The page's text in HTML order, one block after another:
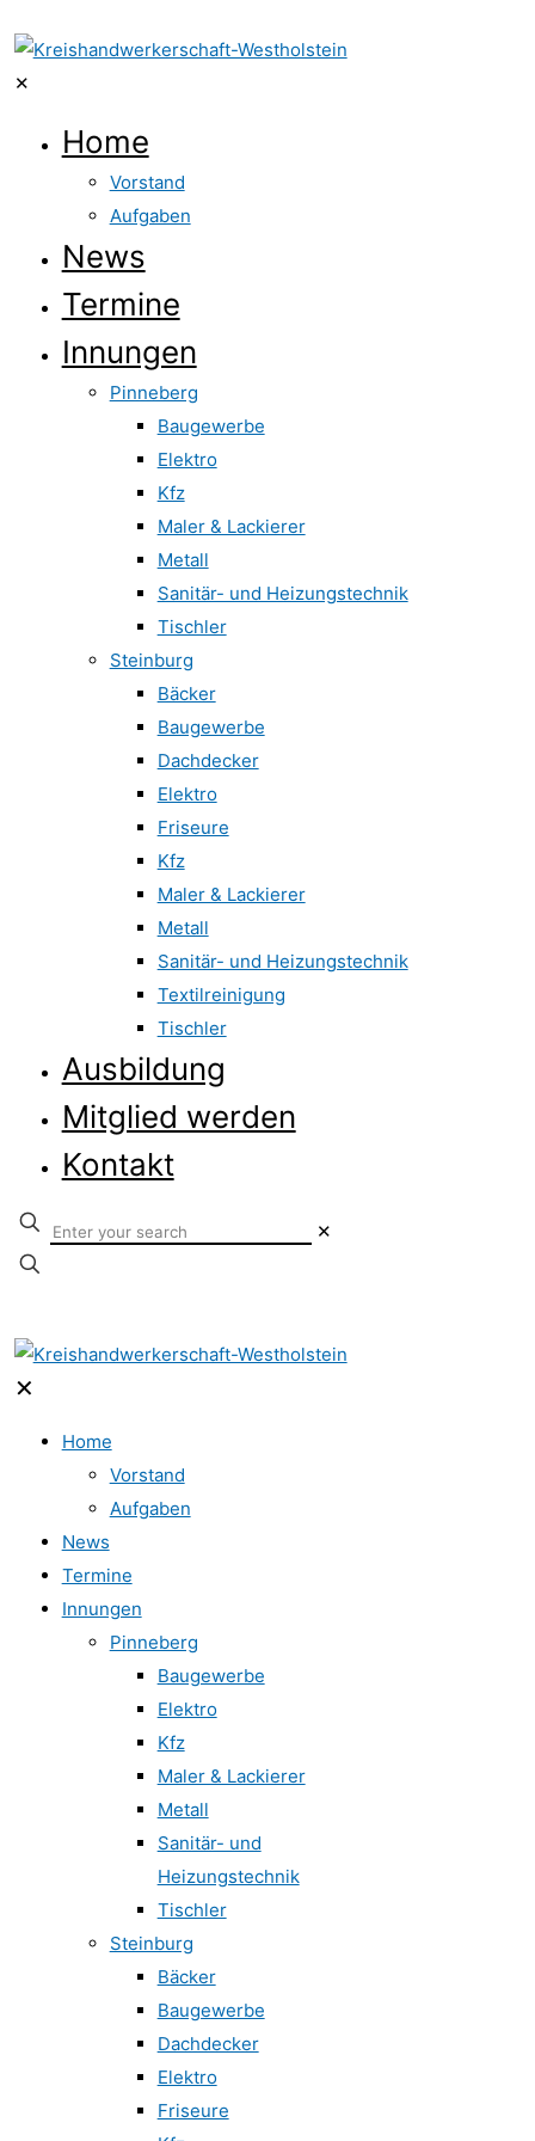
✕
Home
Vorstand
Aufgaben
News
Termine
Innungen
Pinneberg
Baugewerbe
Elektro
Kfz
Maler & Lackierer
Metall
Sanitär- und Heizungstechnik
Tischler
Steinburg
Bäcker
Baugewerbe
Dachdecker
Elektro
Friseure
Kfz
Maler & Lackierer
Metall
Sanitär- und Heizungstechnik
Textilreinigung
Tischler
Ausbildung
Mitglied werden
Kontakt
✕
✕
Home
Vorstand
Aufgaben
News
Termine
Innungen
Pinneberg
Baugewerbe
Elektro
Kfz
Maler & Lackierer
Metall
Sanitär- und
Heizungstechnik
Tischler
Steinburg
Bäcker
Baugewerbe
Dachdecker
Elektro
Friseure